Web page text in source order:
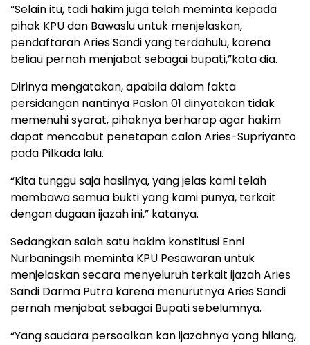
“Selain itu, tadi hakim juga telah meminta kepada
pihak KPU dan Bawaslu untuk menjelaskan,
pendaftaran Aries Sandi yang terdahulu, karena
beliau pernah menjabat sebagai bupati,”kata dia.
Dirinya mengatakan, apabila dalam fakta
persidangan nantinya Paslon 01 dinyatakan tidak
memenuhi syarat, pihaknya berharap agar hakim
dapat mencabut penetapan calon Aries-Supriyanto
pada Pilkada lalu.
“Kita tunggu saja hasilnya, yang jelas kami telah
membawa semua bukti yang kami punya, terkait
dengan dugaan ijazah ini,” katanya.
Sedangkan salah satu hakim konstitusi Enni
Nurbaningsih meminta KPU Pesawaran untuk
menjelaskan secara menyeluruh terkait ijazah Aries
Sandi Darma Putra karena menurutnya Aries Sandi
pernah menjabat sebagai Bupati sebelumnya.
“Yang saudara persoalkan kan ijazahnya yang hilang,